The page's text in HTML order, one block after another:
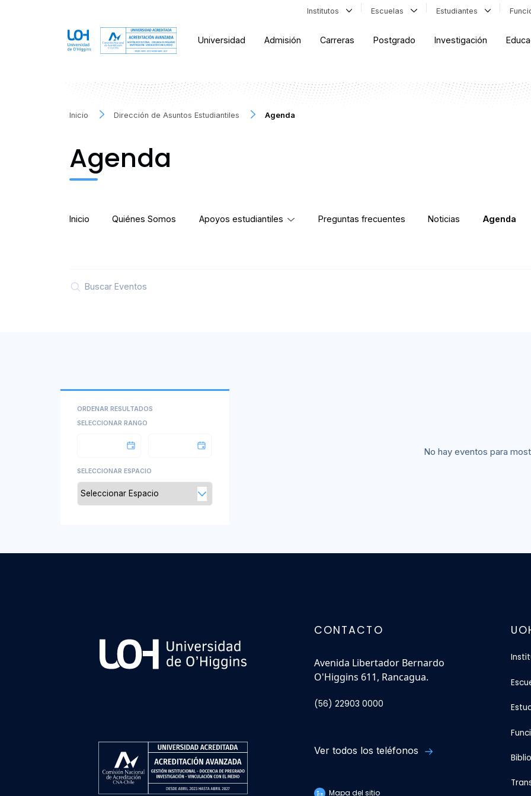
Institutos Escuelas Estudiantes
Universidad Admisión Carreras Postgrado Investigación
Inicio Dirección de Asuntos Estudiantiles Agenda
Agenda
Inicio Quiénes Somos Apoyos estudiantiles Preguntas frecuentes Noticias Agenda
ORDENAR RESULTADOS
SELECCIONAR RANGO
SELECCIONAR ESPACIO
No hay eventos para
CONTACTO
Avenida Libertador Bernardo
O'Higgins 611, Rancagua.
(56) 22903 0000
Ver todos los teléfonos
Mapa del sitio